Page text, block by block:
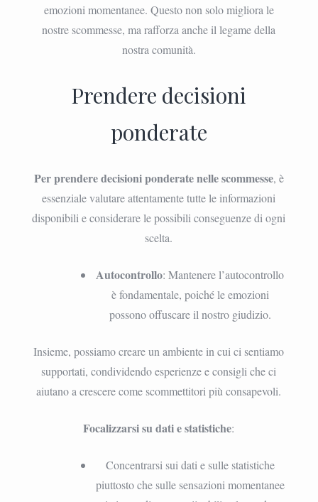
emozioni momentanee. Questo non solo migliora le
nostre scommesse, ma rafforza anche il legame della
nostra comunità.
Prendere decisioni
ponderate
Per prendere decisioni ponderate nelle scommesse, è
essenziale valutare attentamente tutte le informazioni
disponibili e considerare le possibili conseguenze di ogni
scelta.
Autocontrollo: Mantenere l’autocontrollo
è fondamentale, poiché le emozioni
possono offuscare il nostro giudizio.
Insieme, possiamo creare un ambiente in cui ci sentiamo
supportati, condividendo esperienze e consigli che ci
aiutano a crescere come scommettitori più consapevoli.
Focalizzarsi su dati e statistiche:
Concentrarsi sui dati e sulle statistiche
piuttosto che sulle sensazioni momentanee